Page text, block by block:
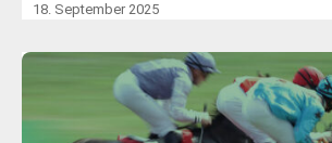
18. September 2025